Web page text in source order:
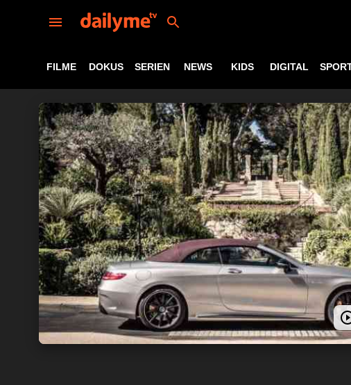
FILME DOKUS SERIEN NEWS KIDS DIGITAL